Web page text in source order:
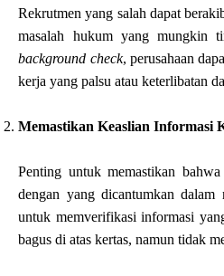
Rekrutmen yang salah dapat
masalah hukum yang mungkin
background check, perusahaan
kerja yang palsu atau keterlibatan
Memastikan Keaslian Informasi
Penting untuk memastikan
dengan yang dicantumkan dalam
untuk memverifikasi informasi
bagus di atas kertas, namun tidak